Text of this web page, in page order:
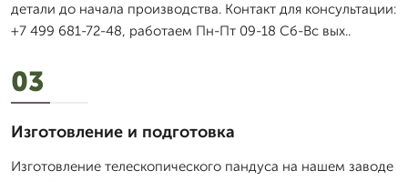
детали до начала производства. Контакт для консультации:
+7 499 681-72-48, работаем Пн-Пт 09-18 Сб-Вс вых..
03
Изготовление и подготовка
Изготовление телескопического пандуса на нашем заводе